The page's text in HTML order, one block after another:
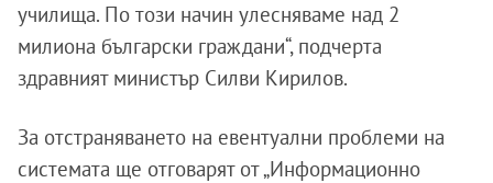
училища. По този начин улесняваме над 2
милиона български граждани“, подчерта
здравният министър Силви Кирилов.
За отстраняването на евентуални проблеми на
системата ще отговарят от „Информационно